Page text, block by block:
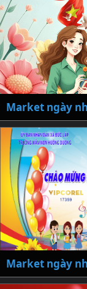
Market ngày
Market ngày